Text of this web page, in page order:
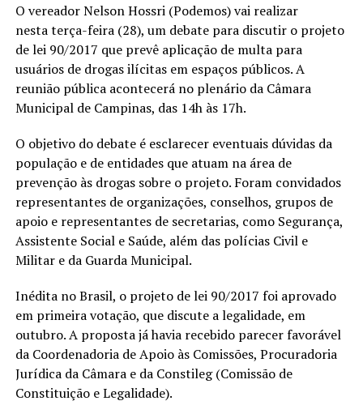
O vereador Nelson Hossri (Podemos) vai realizar
nesta terça-feira (28), um debate para discutir o projeto
de lei 90/2017 que prevê aplicação de multa para
usuários de drogas ilícitas em espaços públicos. A
reunião pública acontecerá no plenário da Câmara
Municipal de Campinas, das 14h às 17h.
O objetivo do debate é esclarecer eventuais dúvidas da
população e de entidades que atuam na área de
prevenção às drogas sobre o projeto. Foram convidados
representantes de organizações, conselhos, grupos de
apoio e representantes de secretarias, como Segurança,
Assistente Social e Saúde, além das polícias Civil e
Militar e da Guarda Municipal.
Inédita no Brasil, o projeto de lei 90/2017 foi aprovado
em primeira votação, que discute a legalidade, em
outubro. A proposta já havia recebido parecer favorável
da Coordenadoria de Apoio às Comissões, Procuradoria
Jurídica da Câmara e da Constileg (Comissão de
Constituição e Legalidade).